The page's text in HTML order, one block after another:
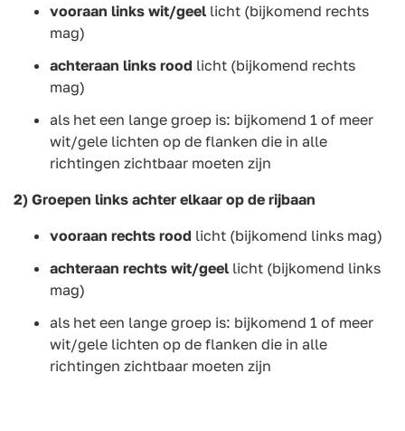
vooraan links wit/geel licht (bijkomend rechts
mag)
achteraan links rood licht (bijkomend rechts
mag)
als het een lange groep is: bijkomend 1 of meer
wit/gele lichten op de flanken die in alle
richtingen zichtbaar moeten zijn
2) Groepen links achter elkaar op de rijbaan
vooraan rechts rood licht (bijkomend links mag)
achteraan rechts wit/geel licht (bijkomend links
mag)
als het een lange groep is: bijkomend 1 of meer
wit/gele lichten op de flanken die in alle
richtingen zichtbaar moeten zijn